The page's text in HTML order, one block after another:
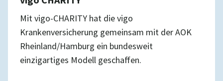
Mit vigo-CHARITY hat die vigo
Krankenversicherung gemeinsam mit der AOK
Rheinland/Hamburg ein bundesweit
einzigartiges Modell geschaffen.